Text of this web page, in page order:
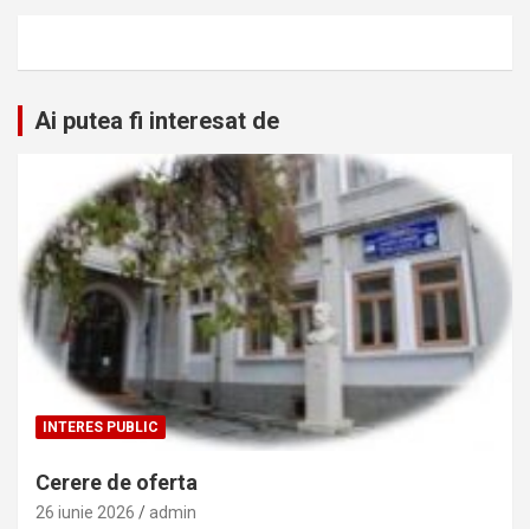
Ai putea fi interesat de
INTERES PUBLIC
Cerere de oferta
26 iunie 2026 admin